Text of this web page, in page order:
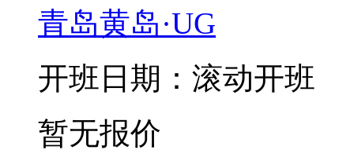
青岛黄岛·UG
开班日期：滚动开班
暂无报价